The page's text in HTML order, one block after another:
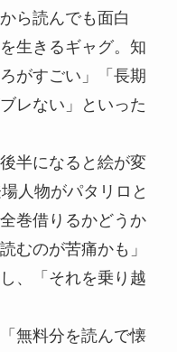
ら読んでも面白
生きるギャグ。知
がすごい」「長期
レない」といった
半になると絵が変
人物がパタリロと
巻借りるかどうか
むのが苦痛かも」
、「それを乗り越
無料分を読んで懐